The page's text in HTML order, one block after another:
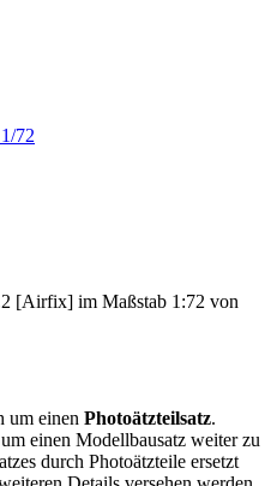
72
[Airfix] im Maßstab 1:72 von
um einen Photoätzteilsatz.
einen Modellbausatz weiter zu
durch Photoätzteile ersetzt